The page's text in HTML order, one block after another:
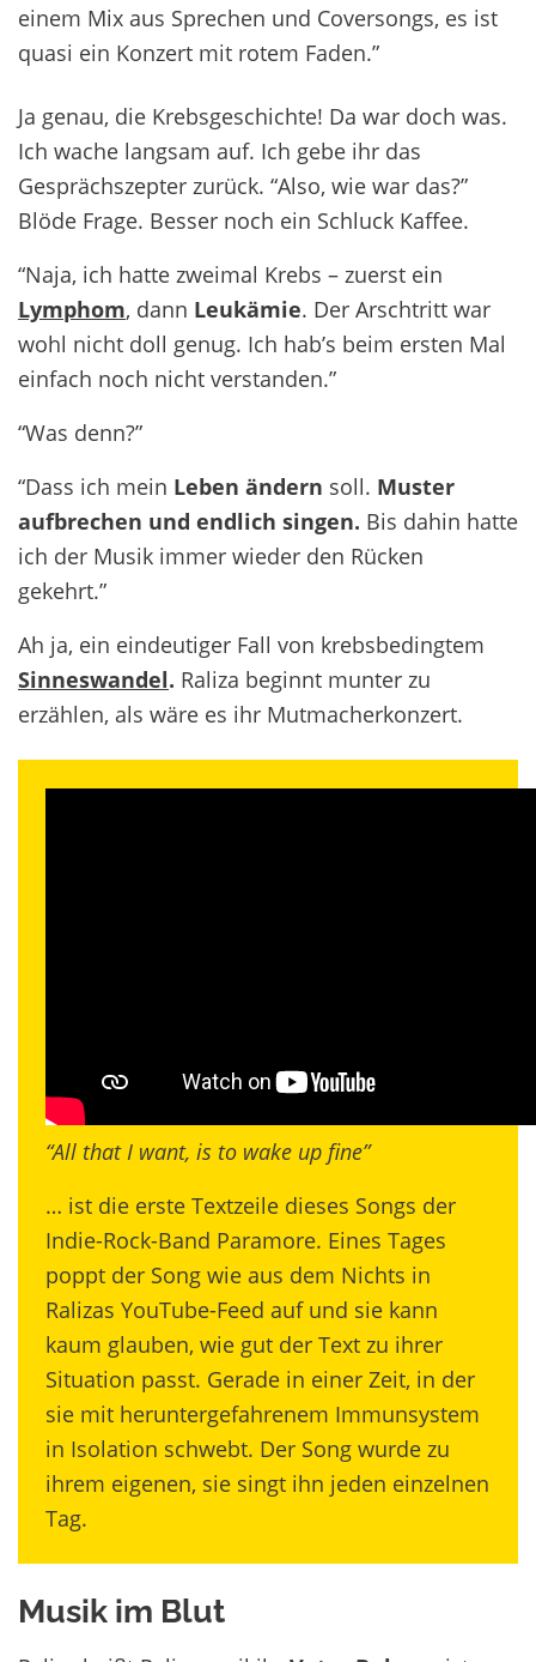
einem Mix aus Sprechen und Coversongs, es ist
quasi ein Konzert mit rotem Faden.”
Ja genau, die Krebsgeschichte! Da war doch was.
Ich wache langsam auf. Ich gebe ihr das
Gesprächszepter zurück. “Also, wie war das?”
Blöde Frage. Besser noch ein Schluck Kaffee.
“Naja, ich hatte zweimal Krebs – zuerst ein
Lymphom, dann Leukämie. Der Arschtritt war
wohl nicht doll genug. Ich hab’s beim ersten Mal
einfach noch nicht verstanden.”
“Was denn?”
“Dass ich mein Leben ändern soll. Muster
aufbrechen und endlich singen. Bis dahin hatte
ich der Musik immer wieder den Rücken
gekehrt.”
Ah ja, ein eindeutiger Fall von krebsbedingtem
Sinneswandel. Raliza beginnt munter zu
erzählen, als wäre es ihr Mutmacherkonzert.
“All that I want, is to wake up fine”
… ist die erste Textzeile dieses Songs der
Indie-Rock-Band Paramore. Eines Tages
poppt der Song wie aus dem Nichts in
Ralizas YouTube-Feed auf und sie kann
kaum glauben, wie gut der Text zu ihrer
Situation passt. Gerade in einer Zeit, in der
sie mit heruntergefahrenem Immunsystem
in Isolation schwebt. Der Song wurde zu
ihrem eigenen, sie singt ihn jeden einzelnen
Tag.
Musik im Blut